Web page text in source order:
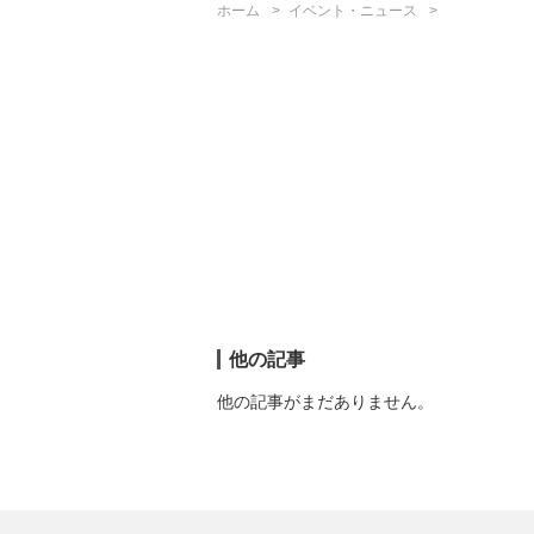
ホーム イベント・ニュース
他の記事
他の記事がまだありません。